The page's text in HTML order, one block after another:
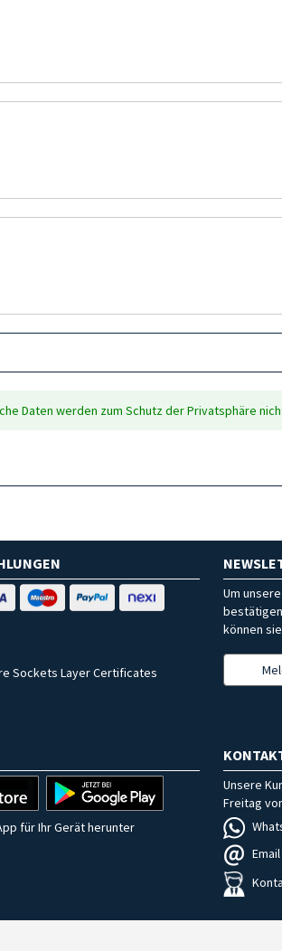
Daten werden zum Schutz der Privatsphäre
Sockets Layer Certificates
Um
können
für Ihr Gerät herunter
Unsere
Freitag